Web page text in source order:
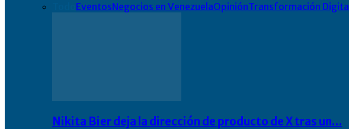
EventosNegocios en VenezuelaOpiniónTransformación Digital
Nikita Bier deja la dirección de producto de X tras un…